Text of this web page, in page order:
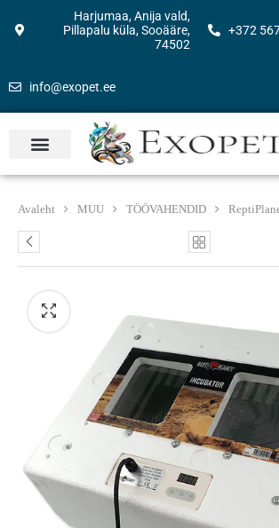
Harjumaa, Anija vald,
Pillapalu küla, Sooääre,
74502
+372
info@exopet.ee
Avaleht MUU TÖÖVAHENDID